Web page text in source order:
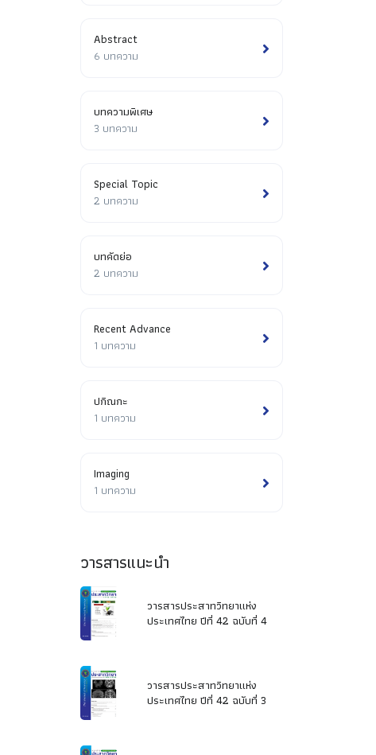
Abstract
6 บทความ
บทความพิเศษ
3 บทความ
Special Topic
2 บทความ
บทคัดย่อ
2 บทความ
Recent Advance
1 บทความ
ปกิณกะ
1 บทความ
Imaging
1 บทความ
วารสารแนะนำ
วารสารประสาทวิทยาแห่ง
ประเทศไทย ปีที่ 42 ฉบับที่ 4
วารสารประสาทวิทยาแห่ง
ประเทศไทย ปีที่ 42 ฉบับที่ 3